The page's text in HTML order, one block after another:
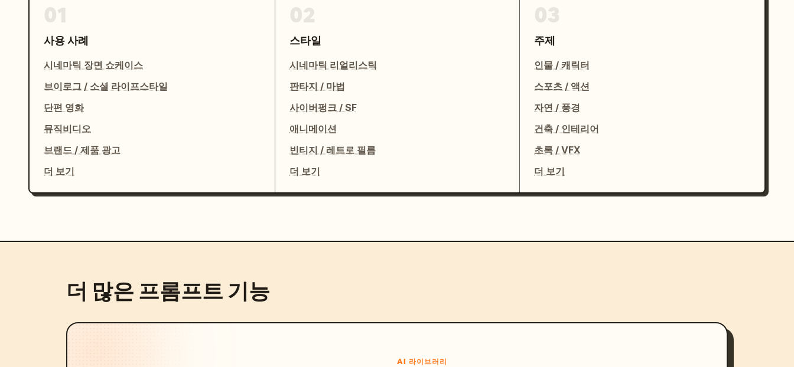
사용 사례
시네마틱 장면 쇼케이스
브이로그 / 소셜 라이프스타일
단편 영화
뮤직비디오
브랜드 / 제품 광고
더 보기
스타일
시네마틱 리얼리스틱
판타지 / 마법
사이버펑크 / SF
애니메이션
빈티지 / 레트로 필름
더 보기
주제
인물 / 캐릭터
스포츠 / 액션
자연 / 풍경
건축 / 인테리어
초록 / VFX
더 보기
더 많은 프롬프트 기능
AI 라이브러리